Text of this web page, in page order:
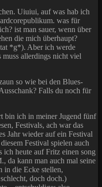
Uiuiui, auf was hab ich
was für
ist man sauer, wenn über
die mich überhaupt?
*g*). Aber ich werde
muss allerdings nicht viel
so wie bei den Blues-
Falls du noch für
bin ich in meiner Jugend fünf
Festivals, ach war das
Jahr wieder auf ein Festival
Festival spielen auch
heute auf Fritz einen song
da kann man auch mal seine
in die Ecke stellen,
doch doch.)